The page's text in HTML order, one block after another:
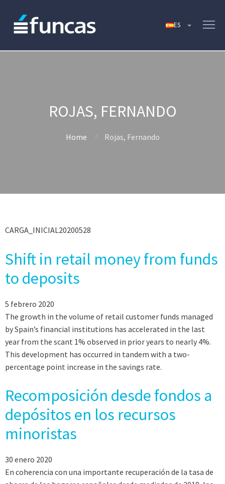
ROJAS, FERNANDO
Home Rojas, Fernando
CARGA_INICIAL20200528
Shift in retail money from funds
to deposits
5 febrero 2020
The growth in the volume of retail customer funds managed
by Spain’s financial institutions has accelerated in the last
year from the scant 1% observed in prior years to nearly 4%.
This development has occurred in tandem with a two-
percentage point increase in the savings rate.
Recomposición desde fondos a
depósitos en los recursos
minoristas
30 enero 2020
En coherencia con una importante recuperación de la tasa de